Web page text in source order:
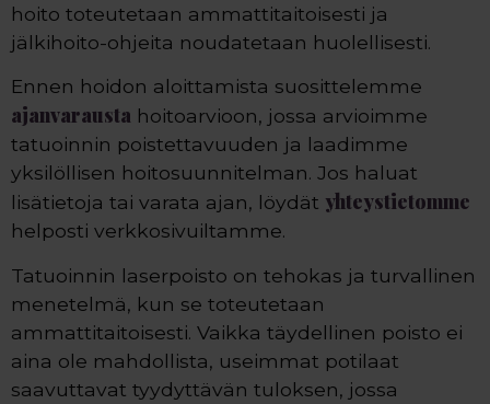
hoito toteutetaan ammattitaitoisesti ja
jälkihoito-ohjeita noudatetaan huolellisesti.
Ennen hoidon aloittamista suosittelemme
ajanvarausta hoitoarvioon, jossa arvioimme
tatuoinnin poistettavuuden ja laadimme
yksilöllisen hoitosuunnitelman. Jos haluat
lisätietoja tai varata ajan, löydät yhteystietomme
helposti verkkosivuiltamme.
Tatuoinnin laserpoisto on tehokas ja turvallinen
menetelmä, kun se toteutetaan
ammattitaitoisesti. Vaikka täydellinen poisto ei
aina ole mahdollista, useimmat potilaat
saavuttavat tyydyttävän tuloksen, jossa